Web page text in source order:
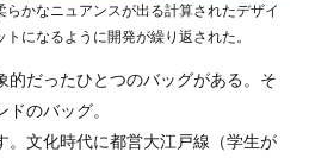
かなニュアンスが出る計算されたデザイ
になるように開発が繰り返された。
的だったひとつのバッグがある。そ
のバッグ。
。文化時代に都営大江戸線（学生が